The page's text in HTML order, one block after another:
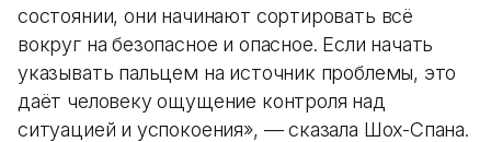
состоянии, они начинают сортировать всё
вокруг на безопасное и опасное. Если начать
указывать пальцем на источник проблемы, это
даёт человеку ощущение контроля над
ситуацией и успокоения», — сказала Шох-Спана.